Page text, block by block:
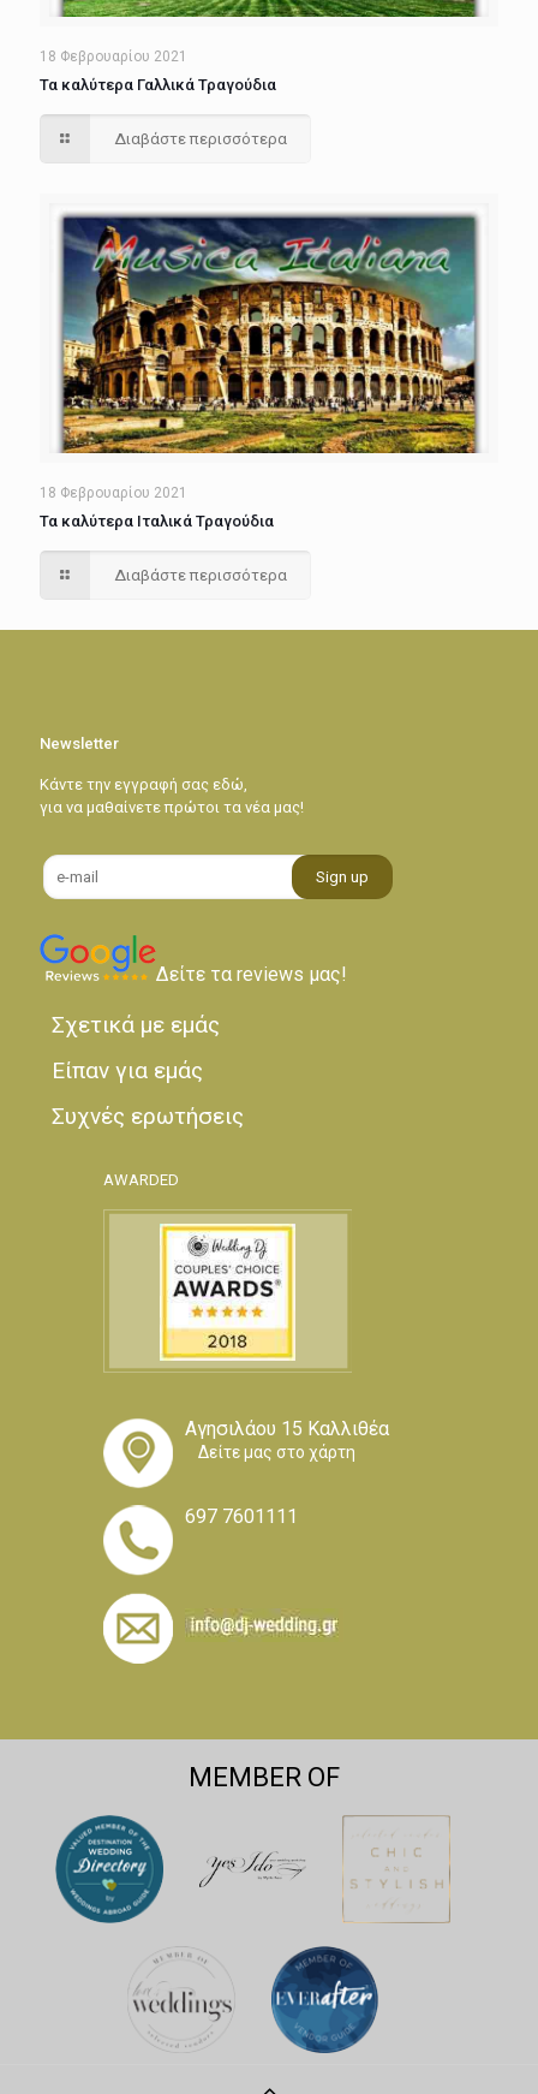
18 Φεβρουαρίου 2021
Τα καλύτερα Γαλλικά Τραγούδια
Διαβάστε περισσότερα
18 Φεβρουαρίου 2021
Τα καλύτερα Ιταλικά Τραγούδια
Διαβάστε περισσότερα
Newsletter
Κάντε την εγγραφή σας εδώ,
για να μαθαίνετε πρώτοι τα νέα μας!
Δείτε τα reviews μας!
Σχετικά με εμάς
Είπαν για εμάς
Συχνές ερωτήσεις
AWARDED
Αγησιλάου 15 Καλλιθέα
Δείτε μας στο χάρτη
697 7601111
MEMBER OF